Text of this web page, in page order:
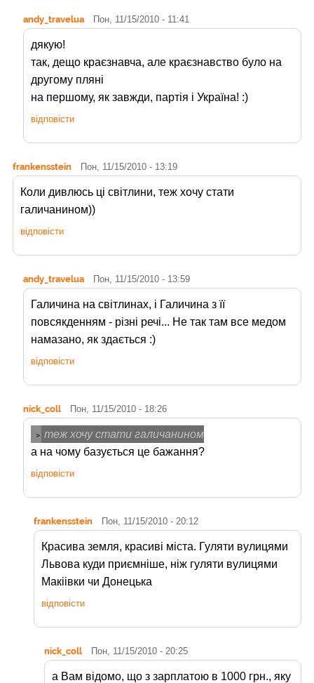
andy_travelua Пон, 11/15/2010 - 11:41
дякую!
так, дещо краєзнавча, але краєзнавство було на
другому пляні
на першому, як завжди, партія і Україна! :)
відповісти
frankensstein Пон, 11/15/2010 - 13:19
Коли дивлюсь ці світлини, теж хочу стати
галичанином))
відповісти
andy_travelua Пон, 11/15/2010 - 13:59
Галичина на світлинах, і Галичина з її
повсякденням - різні речі... Не так там все медом
намазано, як здається :)
відповісти
nick_coll Пон, 11/15/2010 - 18:26
> теж хочу стати галичанином
а на чому базується це бажання?
відповісти
frankensstein Пон, 11/15/2010 - 20:12
Красива земля, красиві міста. Гуляти вулицями
Львова куди приємніше, ніж гуляти вулицями
Макіівки чи Донецька
відповісти
nick_coll Пон, 11/15/2010 - 20:25
а Вам відомо, що з зарплатою в 1000 грн., яку